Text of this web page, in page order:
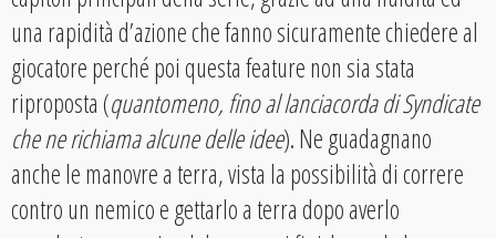
una rapidità d’azione che fanno sicuramente chiedere al
giocatore perché poi questa feature non sia stata
riproposta (quantomeno, fino al lanciacorda di Syndicate
che ne richiama alcune delle idee). Ne guadagnano
anche le manovre a terra, vista la possibilità di correre
contro un nemico e gettarlo a terra dopo averlo